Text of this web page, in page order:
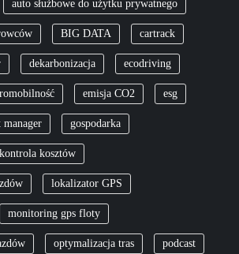
auto służbowe do użytku prywatnego
BIG DATA cartrack
dekarbonizacja ecodriving
emisja CO2 esg
manager gospodarka
kontrola kosztów
lokalizator GPS
monitoring gps floty
optymalizacja tras podcast